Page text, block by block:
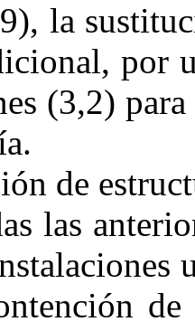
la
por
(3,2)
de
las